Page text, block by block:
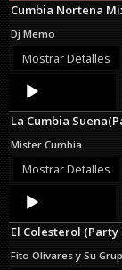
Cumbia Nortena
Dj Memo
Mostrar Detalles
Audio
Player
La Cumbia
Mister Cumbia
Mostrar Detalles
Audio
Player
El Colesterol (Party
Fito Olivares y Su